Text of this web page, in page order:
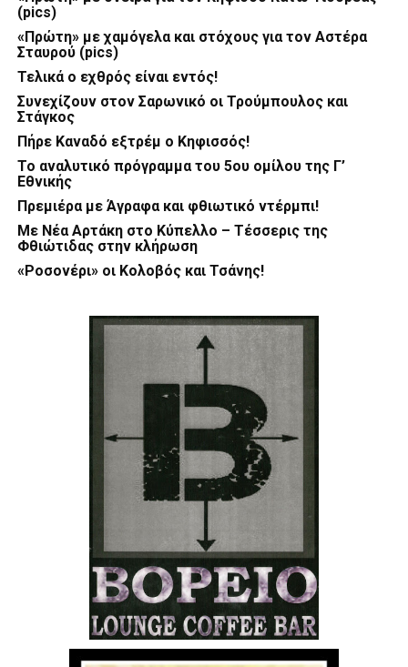
(pics)
«Πρώτη» με χαμόγελα και στόχους για τον Αστέρα
Σταυρού (pics)
Τελικά ο εχθρός είναι εντός!
Συνεχίζουν στον Σαρωνικό οι Τρούμπουλος και
Στάγκος
Πήρε Καναδό εξτρέμ ο Κηφισσός!
Το αναλυτικό πρόγραμμα του 5ου ομίλου της Γ’
Εθνικής
Πρεμιέρα με Άγραφα και φθιωτικό ντέρμπι!
Με Νέα Αρτάκη στο Κύπελλο – Τέσσερις της
Φθιώτιδας στην κλήρωση
«Ροσονέρι» οι Κολοβός και Τσάνης!